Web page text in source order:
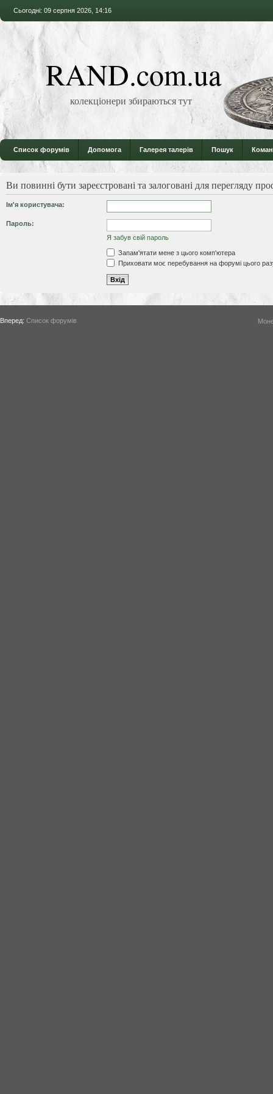
Сьогодні: 09 серпня 2026, 14:16
RAND.com.ua
колекціонери збираються тут
Список форумів Допомога Галерея талерів Пошук
Ви повинні бути зареєстровані та залоговані для перегляду
Ім'я користувача:
Пароль:
Я забув свій пароль
Запам'ятати мене з цього комп'ютера
Приховати моє перебування на форумі цього
Вперед: Список форумів